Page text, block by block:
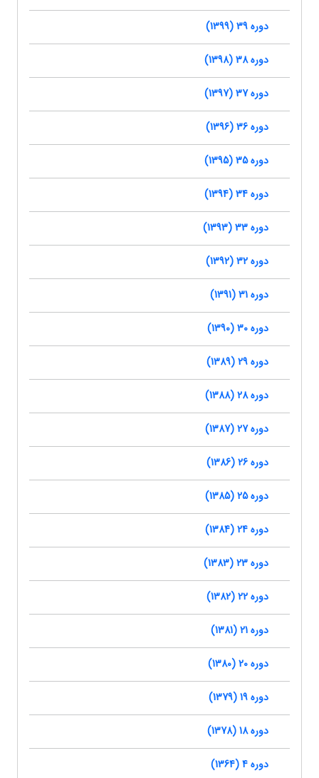
دوره 39 (1399)
دوره 38 (1398)
دوره 37 (1397)
دوره 36 (1396)
دوره 35 (1395)
دوره 34 (1394)
دوره 33 (1393)
دوره 32 (1392)
دوره 31 (1391)
دوره 30 (1390)
دوره 29 (1389)
دوره 28 (1388)
دوره 27 (1387)
دوره 26 (1386)
دوره 25 (1385)
دوره 24 (1384)
دوره 23 (1383)
دوره 22 (1382)
دوره 21 (1381)
دوره 20 (1380)
دوره 19 (1379)
دوره 18 (1378)
دوره 4 (1364)